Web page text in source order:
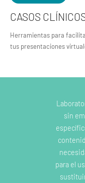
CASOS
Herramientas para
tus presentaciones
sin
para el